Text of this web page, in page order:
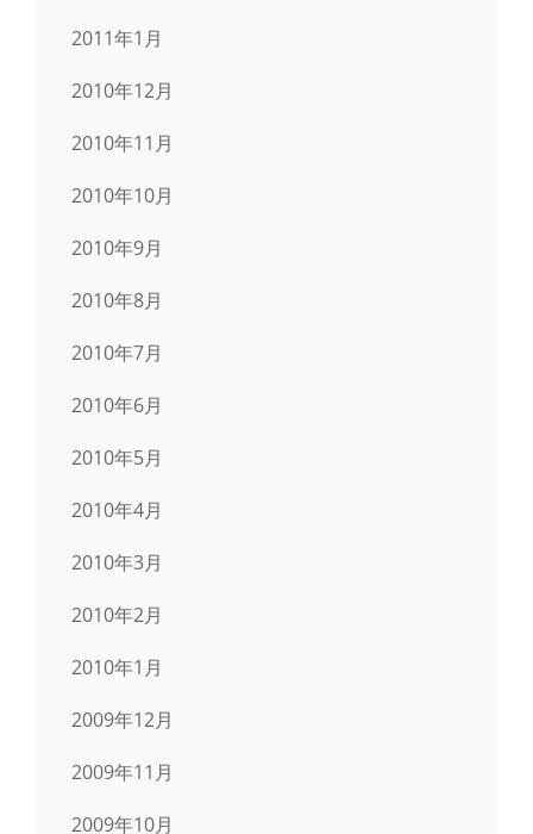
2011年1月
2010年12月
2010年11月
2010年10月
2010年9月
2010年8月
2010年7月
2010年6月
2010年5月
2010年4月
2010年3月
2010年2月
2010年1月
2009年12月
2009年11月
2009年10月